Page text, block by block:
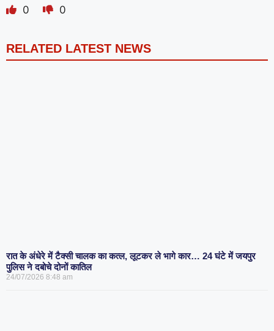
0 0
RELATED LATEST NEWS
रात के अंधेरे में टैक्सी चालक का कत्ल, लूटकर ले भागे कार… 24 घंटे में जयपुर
पुलिस ने दबोचे दोनों कातिल
24/07/2026 8:48 am